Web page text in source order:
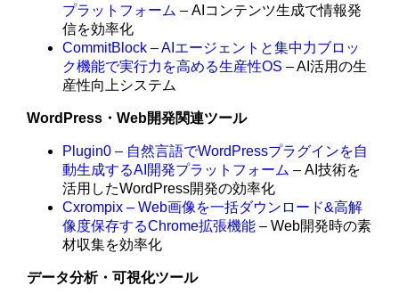
プラットフォーム – AIコンテンツ生成で情報発
信を効率化
CommitBlock – AIエージェントと集中力ブロッ
ク機能で実行力を高める生産性OS – AI活用の生
産性向上システム
WordPress・Web開発関連ツール
Plugin0 – 自然言語でWordPressプラグインを自
動生成するAI開発プラットフォーム – AI技術を
活用したWordPress開発の効率化
Cxrompix – Web画像を一括ダウンロード&高解
像度保存するChrome拡張機能 – Web開発時の素
材収集を効率化
データ分析・可視化ツール